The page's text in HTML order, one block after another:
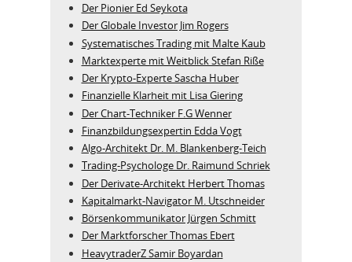
Der Pionier Ed Seykota
Der Globale Investor Jim Rogers
Systematisches Trading mit Malte Kaub
Marktexperte mit Weitblick Stefan Riße
Der Krypto-Experte Sascha Huber
Finanzielle Klarheit mit Lisa Giering
Der Chart-Techniker F.G Wenner
Finanzbildungsexpertin Edda Vogt
Algo‑Architekt Dr. M. Blankenberg‑Teich
Trading-Psychologe Dr. Raimund Schriek
Der Derivate‑Architekt Herbert Thomas
Kapitalmarkt-Navigator M. Utschneider
Börsenkommunikator Jürgen Schmitt
Der Marktforscher Thomas Ebert
HeavytraderZ Samir Boyardan